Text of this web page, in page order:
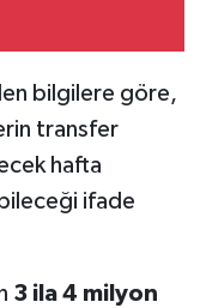
bilgilere göre,
transfer
hafta
ifade
3 ila 4 milyon